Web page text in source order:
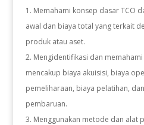
Memahami konsep dasar TCO
awal dan biaya total yang terkait
produk atau aset.
Mengidentifikasi dan
mencakup biaya akuisisi, biaya
pemeliharaan, biaya pelatihan,
pembaruan.
Menggunakan metode dan alat